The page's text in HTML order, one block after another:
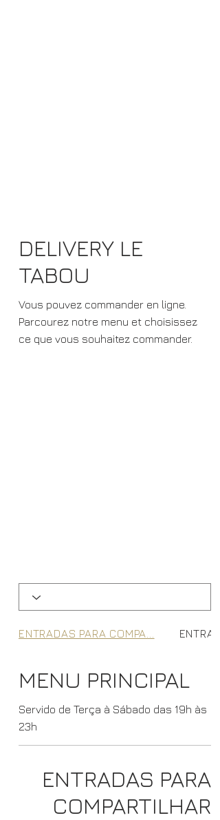
DELIVERY LE
TABOU
Vous pouvez commander en ligne.
Parcourez notre menu et choisissez
ce que vous souhaitez commander.
MENU PRINCIPAL
Servido de Terça à Sábado das 19h às
23h
ENTRADAS PARA
COMPARTILHAR
ENTRADAS PARA COMPA...